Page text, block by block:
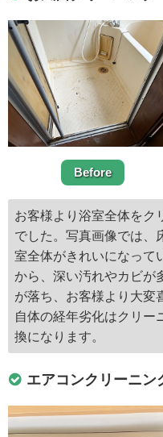
Before
お客様より浴室全体をク
でした。写真画像では、
室全体がきれいになって
から、深い汚れやカビが
が落ち、お客様より大
自体の経年劣化はクリー
換になります。
エアコンクリーニン